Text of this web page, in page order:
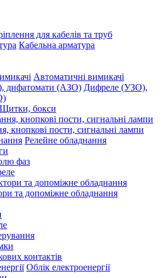
для кабелів та труб
Кабельна арматура
Автоматичні вимикачі
Дифреле (УЗО),
Щитки, бокси
кнопкові пости, сигнальні лампи
Релейне обладнання
фаз
та допоміжне обладнання
контактів
Облік електроенергії